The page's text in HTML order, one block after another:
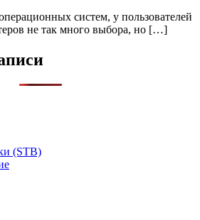
систем, у пользователей
не так много выбора, но […]
(STB)